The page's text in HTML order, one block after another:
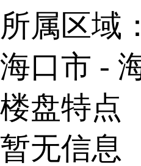
所属区域：
海口市 -
楼盘特点
暂无信息